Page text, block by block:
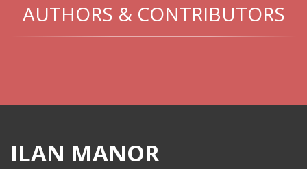
AUTHORS & CONTRIBUTORS
ILAN MANOR